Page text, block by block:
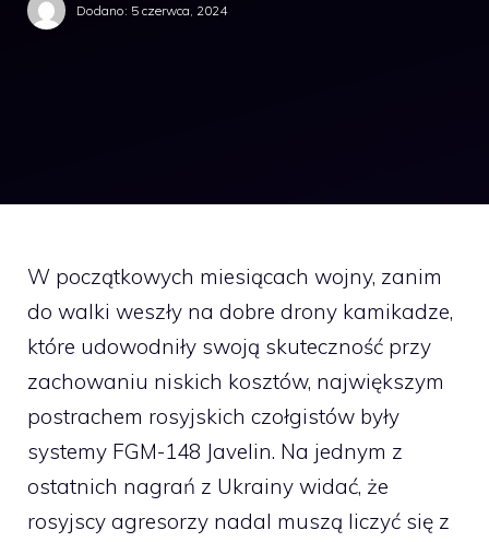
Dodano: 5 czerwca, 2024
W początkowych miesiącach wojny, zanim
do walki weszły na dobre drony kamikadze,
które udowodniły swoją skuteczność przy
zachowaniu niskich kosztów, największym
postrachem rosyjskich czołgistów były
systemy FGM-148 Javelin. Na jednym z
ostatnich nagrań z Ukrainy widać, że
rosyjscy agresorzy nadal muszą liczyć się z